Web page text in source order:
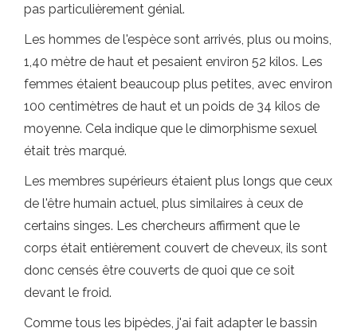
pas particulièrement génial.
Les hommes de l'espèce sont arrivés, plus ou moins,
1,40 mètre de haut et pesaient environ 52 kilos. Les
femmes étaient beaucoup plus petites, avec environ
100 centimètres de haut et un poids de 34 kilos de
moyenne. Cela indique que le dimorphisme sexuel
était très marqué.
Les membres supérieurs étaient plus longs que ceux
de l'être humain actuel, plus similaires à ceux de
certains singes. Les chercheurs affirment que le
corps était entièrement couvert de cheveux, ils sont
donc censés être couverts de quoi que ce soit
devant le froid.
Comme tous les bipèdes, j'ai fait adapter le bassin